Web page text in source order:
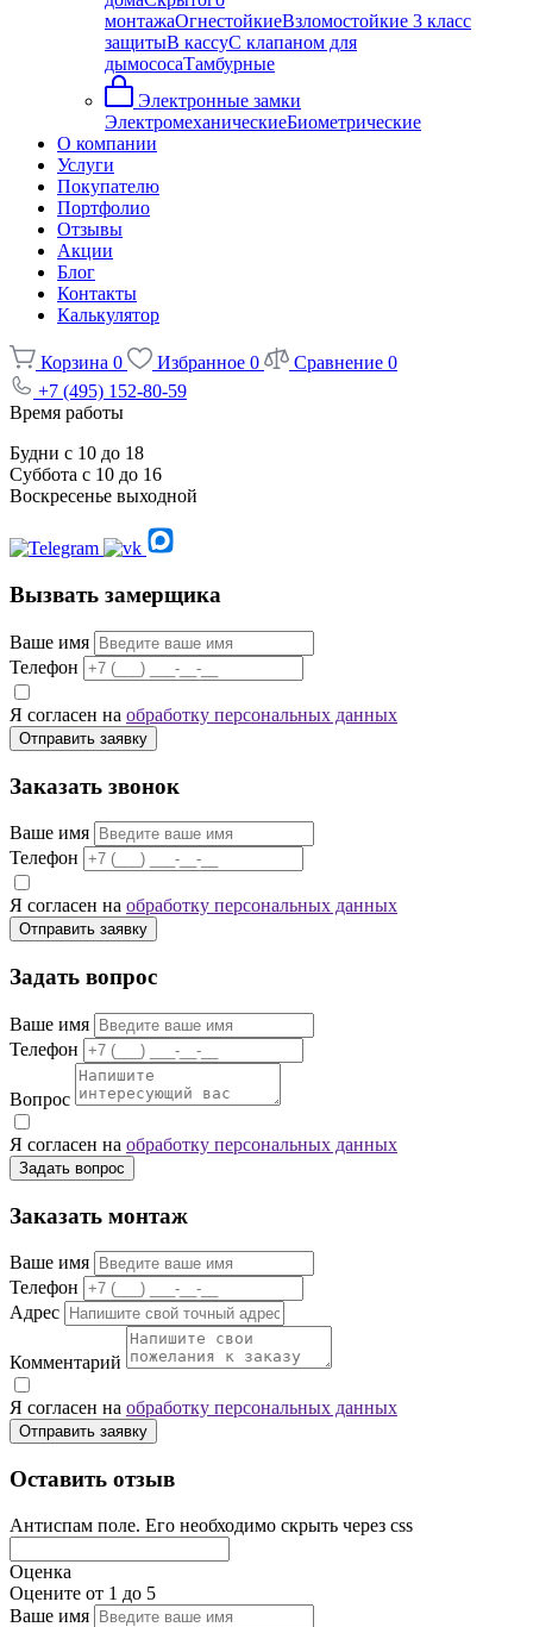
монтажаОгнестойкиеВзломостойкие 3 класс
защитыВ кассуС клапаном для
дымососаТамбурные
Электронные замки
ЭлектромеханическиеБиометрические
О компании
Услуги
Покупателю
Портфолио
Отзывы
Акции
Блог
Контакты
Калькулятор
Корзина 0 Избранное 0 Сравнение 0
+7 (495) 152-80-59
Время работы
Будни с 10 до 18
Суббота с 10 до 16
Воскресенье выходной
Вызвать замерщика
Ваше имя
Телефон
Я согласен на обработку персональных данных
Отправить заявку
Заказать звонок
Ваше имя
Телефон
Я согласен на обработку персональных данных
Отправить заявку
Задать вопрос
Ваше имя
Телефон
Вопрос
Я согласен на обработку персональных данных
Задать вопрос
Заказать монтаж
Ваше имя
Телефон
Адрес
Комментарий
Я согласен на обработку персональных данных
Отправить заявку
Оставить отзыв
Антиспам поле. Его необходимо скрыть через css
Оценка
Оцените от 1 до 5
Ваше имя